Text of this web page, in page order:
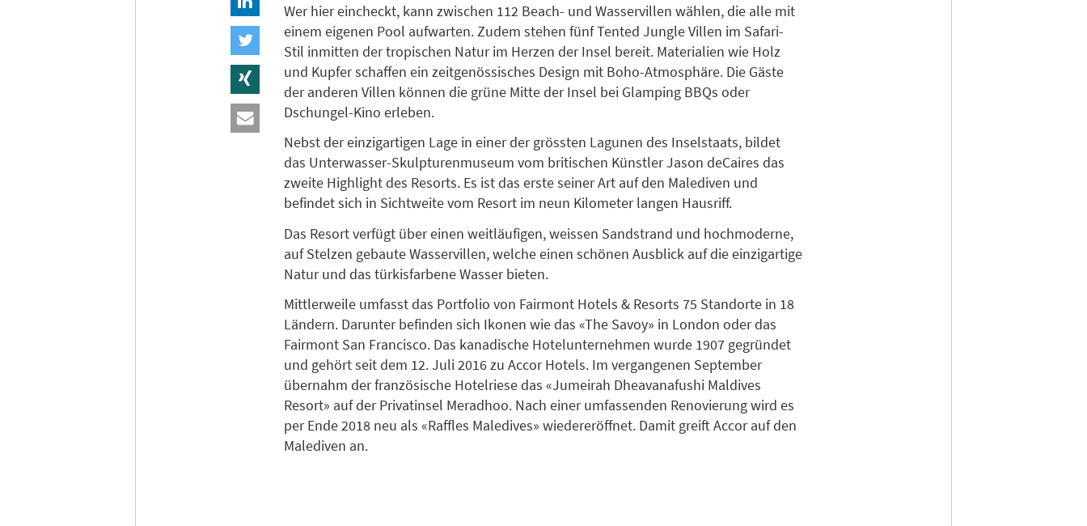
Wer hier eincheckt, kann zwischen 112 Beach- und Wasservillen wählen, die alle mit
einem eigenen Pool aufwarten. Zudem stehen fünf Tented Jungle Villen im Safari-
Stil inmitten der tropischen Natur im Herzen der Insel bereit. Materialien wie Holz
und Kupfer schaffen ein zeitgenössisches Design mit Boho-Atmosphäre. Die Gäste
der anderen Villen können die grüne Mitte der Insel bei Glamping BBQs oder
Dschungel-Kino erleben.
Nebst der einzigartigen Lage in einer der grössten Lagunen des Inselstaats, bildet
das Unterwasser-Skulpturenmuseum vom britischen Künstler Jason deCaires das
zweite Highlight des Resorts. Es ist das erste seiner Art auf den Malediven und
befindet sich in Sichtweite vom Resort im neun Kilometer langen Hausriff.
Das Resort verfügt über einen weitläufigen, weissen Sandstrand und hochmoderne,
auf Stelzen gebaute Wasservillen, welche einen schönen Ausblick auf die einzigartige
Natur und das türkisfarbene Wasser bieten.
Mittlerweile umfasst das Portfolio von Fairmont Hotels & Resorts 75 Standorte in 18
Ländern. Darunter befinden sich Ikonen wie das «The Savoy» in London oder das
Fairmont San Francisco. Das kanadische Hotelunternehmen wurde 1907 gegründet
und gehört seit dem 12. Juli 2016 zu Accor Hotels. Im vergangenen September
übernahm der französische Hotelriese das «Jumeirah Dheavanafushi Maldives
Resort» auf der Privatinsel Meradhoo. Nach einer umfassenden Renovierung wird es
per Ende 2018 neu als «Raffles Maledives» wiedereröffnet. Damit greift Accor auf den
Malediven an.